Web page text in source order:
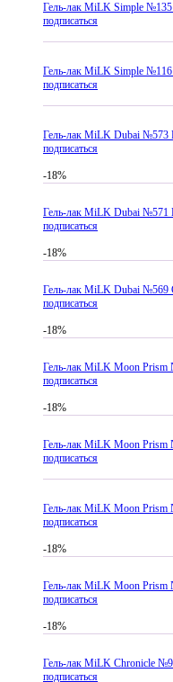
Гель-лак MiLK Simple
подписаться
Гель-лак MiLK Simple
подписаться
Гель-лак MiLK Dubai №573
подписаться
-18%
Гель-лак MiLK Dubai №571
подписаться
-18%
Гель-лак MiLK Dubai №569
подписаться
-18%
Гель-лак MiLK Moon
подписаться
-18%
Гель-лак MiLK Moon
подписаться
Гель-лак MiLK Moon Prism
подписаться
-18%
Гель-лак MiLK Moon Prism
подписаться
-18%
Гель-лак MiLK Chronicle
подписаться